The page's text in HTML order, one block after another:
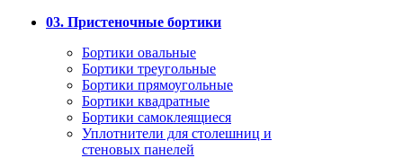
03. Пристеночные бортики
Бортики овальные
Бортики треугольные
Бортики прямоугольные
Бортики квадратные
Бортики самоклеящиеся
Уплотнители для столешниц и
стеновых панелей